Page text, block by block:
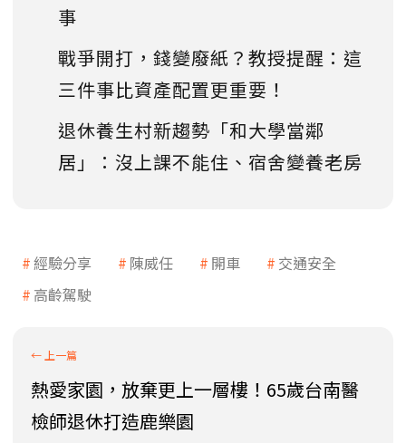
事
戰爭開打，錢變廢紙？教授提醒：這
三件事比資產配置更重要！
退休養生村新趨勢「和大學當鄰
居」：沒上課不能住、宿舍變養老房
經驗分享 陳威任 開車
交通安全
高齡駕駛
熱愛家園，放棄更上一層樓！65歲台南醫
檢師退休打造鹿樂園